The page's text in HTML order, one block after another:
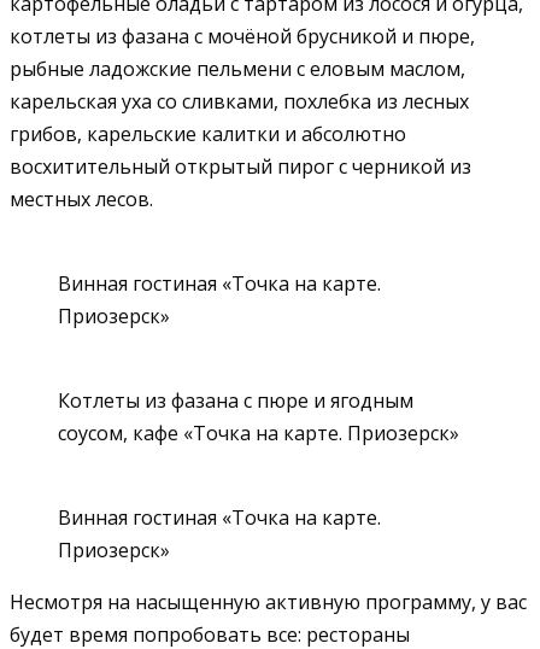
котлеты из фазана с мочёной брусникой и пюре,
рыбные ладожские пельмени с еловым маслом,
карельская уха со сливками, похлебка из лесных
грибов, карельские калитки и абсолютно
восхитительный открытый пирог с черникой из
местных лесов.
Винная гостиная «Точка на карте.
Приозерск»
Котлеты из фазана с пюре и ягодным
соусом, кафе «Точка на карте. Приозерск»
Винная гостиная «Точка на карте.
Приозерск»
Несмотря на насыщенную активную программу, у вас
будет время попробовать все: рестораны